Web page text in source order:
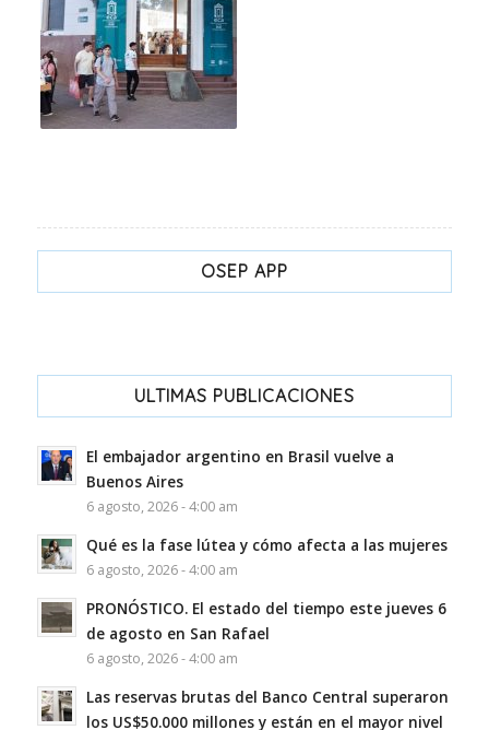
OSEP APP
ULTIMAS PUBLICACIONES
El embajador argentino en Brasil vuelve a
Buenos Aires
6 agosto, 2026 - 4:00 am
Qué es la fase lútea y cómo afecta a las mujeres
6 agosto, 2026 - 4:00 am
PRONÓSTICO. El estado del tiempo este jueves 6
de agosto en San Rafael
6 agosto, 2026 - 4:00 am
Las reservas brutas del Banco Central superaron
los US$50.000 millones y están en el mayor nivel